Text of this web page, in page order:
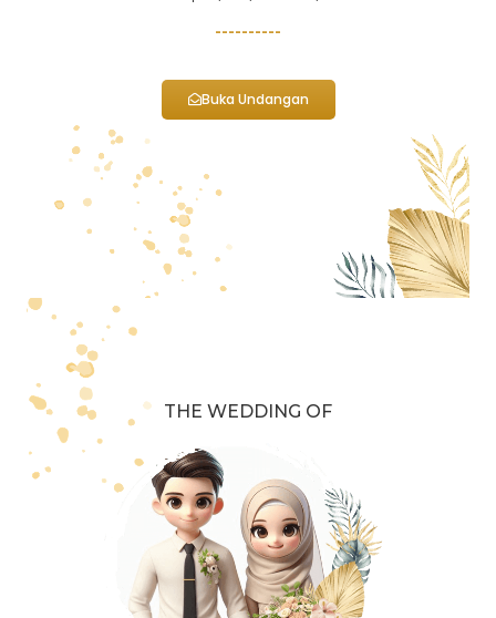
----------
Buka Undangan
THE WEDDING OF